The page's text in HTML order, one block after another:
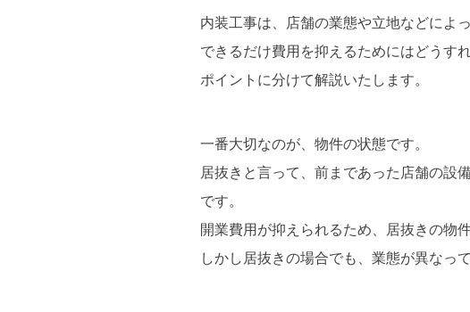
内装工事は、店舗の業態や立地などによ
できるだけ費用を抑えるためにはどうす
ポイントに分けて解説いたします。
一番大切なのが、物件の状態です。
居抜きと言って、前まであった店舗の設
です。
開業費用が抑えられるため、居抜きの物
しかし居抜きの場合でも、業態が異なっ